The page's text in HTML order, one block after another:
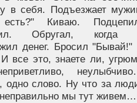
в себя. Подъезжает
Киваю.
Обругал, когда
денег. Бросил "Бывай!"
все это, знаете ли,
одно слово. Ну что за
мы тут живем…